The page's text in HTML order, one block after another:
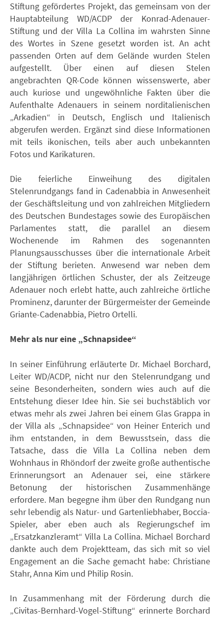
Stiftung gefördertes Projekt, das gemeinsam von der
Hauptabteilung WD/ACDP der Konrad-Adenauer-
Stiftung und der Villa La Collina im wahrsten Sinne
des Wortes in Szene gesetzt worden ist. An acht
passenden Orten auf dem Gelände wurden Stelen
aufgestellt. Über einen auf diesen Stelen
angebrachten QR-Code können wissenswerte, aber
auch kuriose und ungewöhnliche Fakten über die
Aufenthalte Adenauers in seinem norditalienischen
„Arkadien“ in Deutsch, Englisch und Italienisch
abgerufen werden. Ergänzt sind diese Informationen
mit teils ikonischen, teils aber auch unbekannten
Fotos und Karikaturen.
Die feierliche Einweihung des digitalen
Stelenrundgangs fand in Cadenabbia in Anwesenheit
der Geschäftsleitung und von zahlreichen Mitgliedern
des Deutschen Bundestages sowie des Europäischen
Parlamentes statt, die parallel an diesem
Wochenende im Rahmen des sogenannten
Planungsausschusses über die internationale Arbeit
der Stiftung berieten. Anwesend war neben dem
langjährigen örtlichen Schuster, der als Zeitzeuge
Adenauer noch erlebt hatte, auch zahlreiche örtliche
Prominenz, darunter der Bürgermeister der Gemeinde
Griante-Cadenabbia, Pietro Ortelli.
Mehr als nur eine „Schnapsidee“
In seiner Einführung erläuterte Dr. Michael Borchard,
Leiter WD/ACDP, nicht nur den Stelenrundgang und
seine Besonderheiten, sondern wies auch auf die
Entstehung dieser Idee hin. Sie sei buchstäblich vor
etwas mehr als zwei Jahren bei einem Glas Grappa in
der Villa als „Schnapsidee“ von Heiner Enterich und
ihm entstanden, in dem Bewusstsein, dass die
Tatsache, dass die Villa La Collina neben dem
Wohnhaus in Rhöndorf der zweite große authentische
Erinnerungsort an Adenauer sei, eine stärkere
Betonung der historischen Zusammenhänge
erfordere. Man begegne ihm über den Rundgang nun
sehr lebendig als Natur- und Gartenliebhaber, Boccia-
Spieler, aber eben auch als Regierungschef im
„Ersatzkanzleramt“ Villa La Collina. Michael Borchard
dankte auch dem Projektteam, das sich mit so viel
Engagement an die Sache gemacht habe: Christiane
Stahr, Anna Kim und Philip Rosin.
In Zusammenhang mit der Förderung durch die
„Civitas-Bernhard-Vogel-Stiftung“ erinnerte Borchard